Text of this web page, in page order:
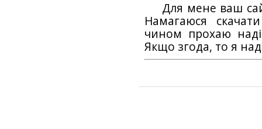
Для мене ваш
Намагаюся
чином прохаю
Якщо згода, то я